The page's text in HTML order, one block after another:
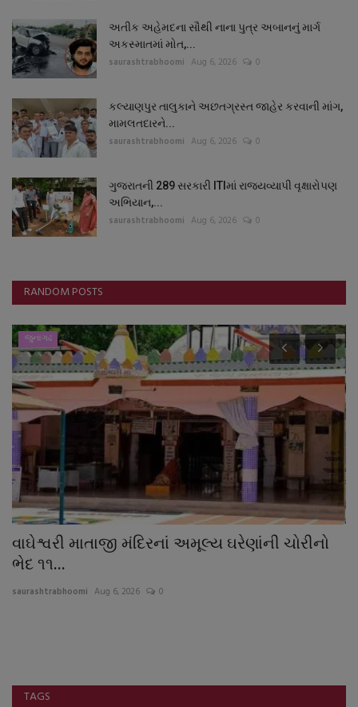
અતીક અહેમદના સૌથી નાના પુત્ર અબાનનું માર્ગ
અકસ્માતમાં મોત,...
saurashtrabhoomi Aug 6, 2026 0
કલ્યાણપુર તાલુકાને અછતગ્રસ્ત જાહેર કરવાની માંગ,
મામલતદારને...
saurashtrabhoomi Aug 6, 2026 0
ગુજરાતની 289 સરકારી ITIમાં રાજ્યવ્યાપી વૃક્ષારોપણ
અભિયાન,...
saurashtrabhoomi Aug 6, 2026 0
RANDOM POSTS
જુનાગઢ
વાઘેશ્વરી માતાજી મંદિરનાં અમૂલ્ય ઘરેણાંની ચોરીનો
ભેદ ૧૧...
saurashtrabhoomi Aug 6, 2026 0
TAGS